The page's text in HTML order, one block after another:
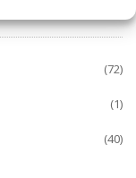
(72)
(1)
(40)